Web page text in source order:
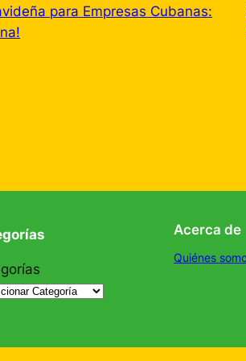
para Empresas Cubanas:
Acerca de
Quiénes